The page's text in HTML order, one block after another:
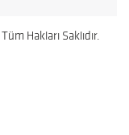
Tüm Hakları Saklıdır.